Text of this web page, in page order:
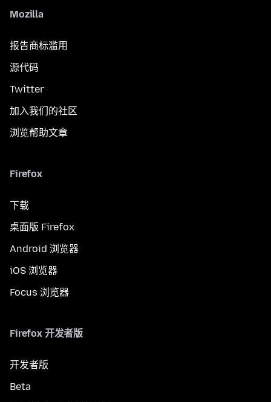
Mozilla
报告商标滥用
源代码
Twitter
加入我们的社区
浏览帮助文章
Firefox
下载
桌面版 Firefox
Android 浏览器
iOS 浏览器
Focus 浏览器
Firefox 开发者版
开发者版
Beta